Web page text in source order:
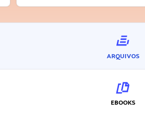
ARQUIVOS
EBOOKS